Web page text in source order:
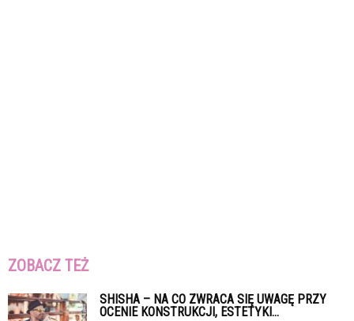
ZOBACZ TEŻ
SHISHA – NA CO ZWRACA SIĘ UWAGĘ PRZY
OCENIE KONSTRUKCJI, ESTETYKI...